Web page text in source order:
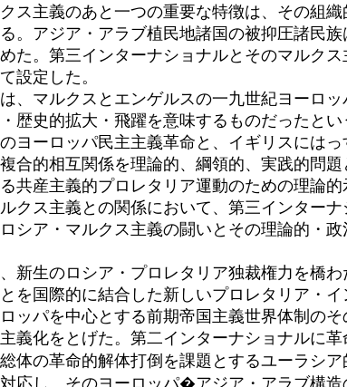
主義のあと一つの重要な特徴は、その組
。アジア・アラブ植民地諸国の被抑圧諸民
た。第三インターナショナルとそのマルク
設定した。
マルクスとエンゲルスの一九世紀ヨーロ
歴史的拡大・飛躍を意味するものだったと
ヨーロッパ民主主義革命と、イギリスには
合的相互関係を理論的、綱領的、実践的問
共産主義的プロレタリア運動のための理論的
ス主義との関係において、第三インター
シア・マルクス主義の闘いとその理論的・
生のロシア・プロレタリア独裁権力を橋
を国際的に結合した新しいプロレタリア・
パを中心とする前期帝国主義世界体制の
義化をとげた。第二インターナショナルに
の革命的解体打倒を課題とするユーラシ
応し、そのヨーロッパ�アジア・アラブ構